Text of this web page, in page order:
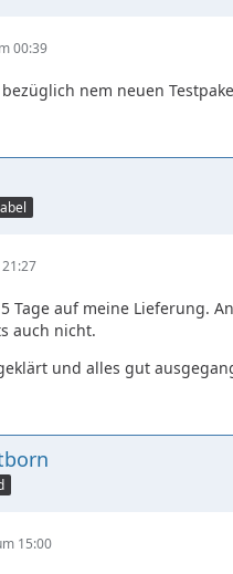
00:39
bezüglich nem neuen
Tage auf meine Lieferung.
auch nicht.
und alles gut
15:00